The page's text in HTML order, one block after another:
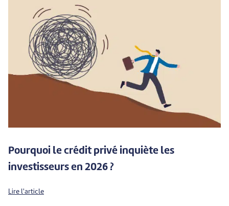
Pourquoi le crédit privé inquiète les
investisseurs en 2026 ?
Lire l'article